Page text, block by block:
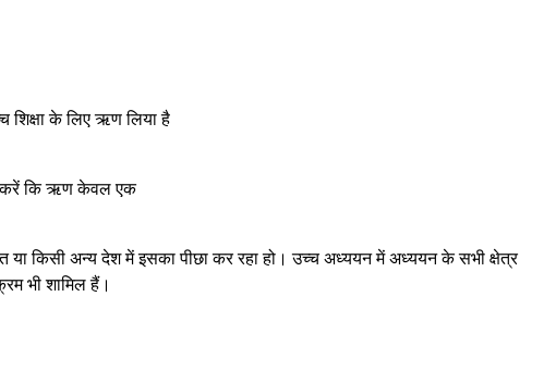
शिक्षा के लिए ऋण लिया है
करें कि ऋण केवल एक
या किसी अन्य देश में इसका पीछा कर रहा हो। उच्च अध्ययन में अध्ययन के सभी क्षेत्र
भी शामिल हैं।